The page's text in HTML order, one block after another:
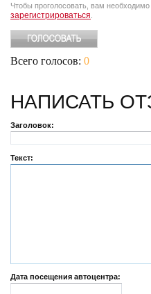
Чтобы проголосовать, вам необходимо
зарегистрироваться
Всего голосов: 0
НАПИСАТЬ
Заголовок:
Текст:
Дата посещения автоцентра: